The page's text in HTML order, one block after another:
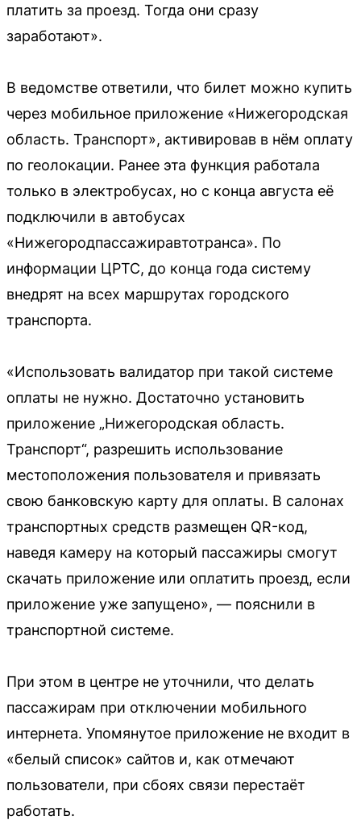
платить за проезд. Тогда они сразу
заработают».
В ведомстве ответили, что билет можно купить
через мобильное приложение «Нижегородская
область. Транспорт», активировав в нём оплату
по геолокации. Ранее эта функция работала
только в электробусах, но с конца августа её
подключили в автобусах
«Нижегородпассажиравтотранса». По
информации ЦРТС, до конца года систему
внедрят на всех маршрутах городского
транспорта.
«Использовать валидатор при такой системе
оплаты не нужно. Достаточно установить
приложение „Нижегородская область.
Транспорт“, разрешить использование
местоположения пользователя и привязать
свою банковскую карту для оплаты. В салонах
транспортных средств размещен QR-код,
наведя камеру на который пассажиры смогут
скачать приложение или оплатить проезд, если
приложение уже запущено», — пояснили в
транспортной системе.
При этом в центре не уточнили, что делать
пассажирам при отключении мобильного
интернета. Упомянутое приложение не входит в
«белый список» сайтов и, как отмечают
пользователи, при сбоях связи перестаёт
работать.